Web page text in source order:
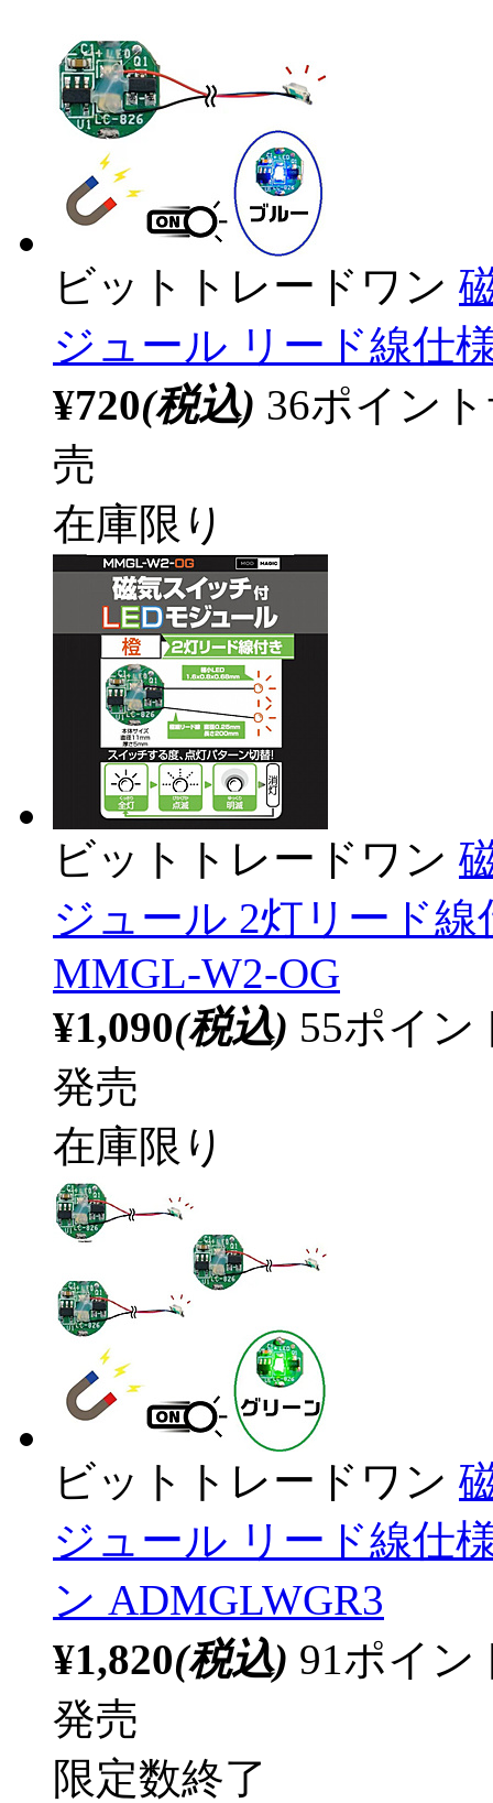
ビットトレードワン
ジュール リード線仕
¥720(税込) 36ポイン
売
在庫限り
ビットトレードワン
ジュール 2灯リード
MMGL-W2-OG
¥1,090(税込) 55ポイ
発売
在庫限り
ビットトレードワン
ジュール リード線仕
ン ADMGLWGR3
¥1,820(税込) 91ポイ
発売
限定数終了